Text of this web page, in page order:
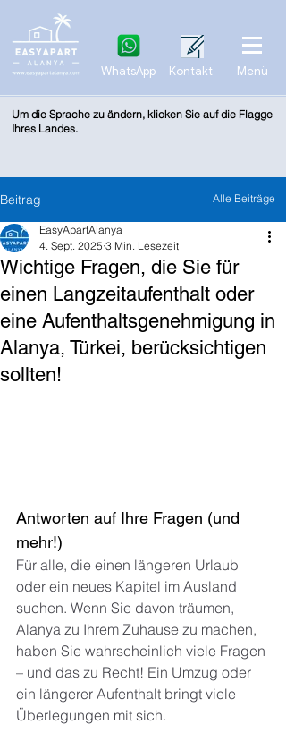
WhatsApp Kontakt Menü
Um die Sprache zu ändern, klicken Sie auf die Flagge
Ihres Landes.
Beitrag
Wichtige Fragen, die Sie für
einen Langzeitaufenthalt oder
eine Aufenthaltsgenehmigung in
Alanya, Türkei, berücksichtigen
sollten!
EasyApartAlanya
4. Sept. 2025 3 Min. Lesezeit
Antworten auf Ihre Fragen (und
mehr!)
Für alle, die einen längeren Urlaub
oder ein neues Kapitel im Ausland
suchen. Wenn Sie davon träumen,
Alanya zu Ihrem Zuhause zu machen,
haben Sie wahrscheinlich viele Fragen
– und das zu Recht! Ein Umzug oder
ein längerer Aufenthalt bringt viele
Überlegungen mit sich.
Alle Beiträge